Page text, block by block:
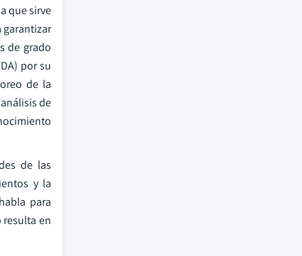
que sirve
garantizar
de grado
por su
de la
de
de las
y la
para
en